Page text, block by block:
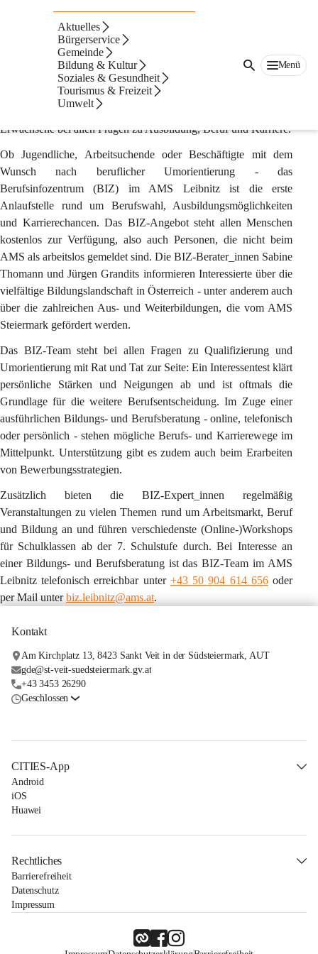
Aktuelles
Bürgerservice
Gemeinde
Bildung & Kultur
Soziales & Gesundheit
Tourismus & Freizeit
Umwelt
Menü
BIZ Leibnitz
MIT DEM BIZ BERUFSINFOZENTRUM DES
AMS LEIBNITZ GEHT'S #WEITER
Gut beraten
Das BIZ-Team des AMS Leibnitz unterstützt Jugendliche und
Erwachsene bei allen Fragen zu Ausbildung, Beruf und Karriere.
Ob Jugendliche, Arbeitsuchende oder Beschäftigte mit dem
Wunsch nach beruflicher Umorientierung - das
Berufsinfozentrum (BIZ) im AMS Leibnitz ist die erste
Anlaufstelle rund um Berufswahl, Ausbildungsmöglichkeiten
und Karrierechancen. Das BIZ-Angebot steht allen Menschen
kostenlos zur Verfügung, also auch Personen, die nicht beim
AMS als arbeitslos gemeldet sind. Die BIZ-Berater_innen Sabine
Thomann und Jürgen Grandits informieren Interessierte über die
vielfältige Bildungslandschaft in Österreich - unter anderem auch
über die zahlreichen Aus- und Weiterbildungen, die vom AMS
Steiermark gefördert werden.
Das BIZ-Team steht bei allen Fragen zu Qualifizierung und
Umorientierung mit Rat und Tat zur Seite: Ein Interessentest klärt
persönliche Stärken und Neigungen ab und ist oftmals die
Grundlage für die weitere Berufsentscheidung. Im Zuge einer
ausführlichen Bildungs- und Berufsberatung - online, telefonisch
oder persönlich - stehen mögliche Berufs- und Karrierewege im
Mittelpunkt. Unterstützung gibt es zudem auch beim Erarbeiten
von Bewerbungsstrategien.
Zusätzlich bieten die BIZ-Expert_innen regelmäßig
Veranstaltungen zu vielen Themen rund um Arbeitsmarkt, Beruf
und Bildung an und führen verschiedenste (Online-)Workshops
für Schulklassen ab der 7. Schulstufe durch. Bei Interesse an
einer Bildungs- und Berufsberatung ist das BIZ-Team im AMS
Leibnitz telefonisch erreichbar unter +43 50 904 614 656 oder
per Mail unter biz.leibnitz@ams.at.
Kontakt
Am Kirchplatz 13, 8423 Sankt Veit in der Südsteiermark, AUT
gde@st-veit-suedsteiermark.gv.at
+43 3453 26290
Geschlossen
CITIES-App
Android
iOS
Huawei
Rechtliches
Barrierefreiheit
Datenschutz
Impressum